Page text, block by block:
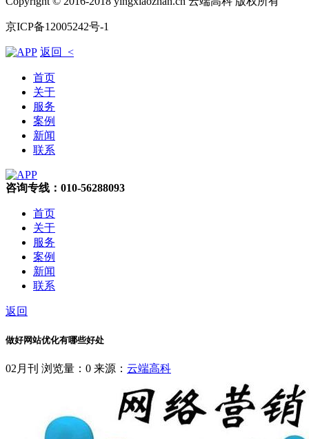
京ICP备12005242号-1
返回 <
首页
关于
服务
案例
新闻
联系
咨询专线：010-56288093
首页
关于
服务
案例
新闻
联系
返回
做好网站优化有哪些好处
02月刊 浏览量：0 来源： 云端高科